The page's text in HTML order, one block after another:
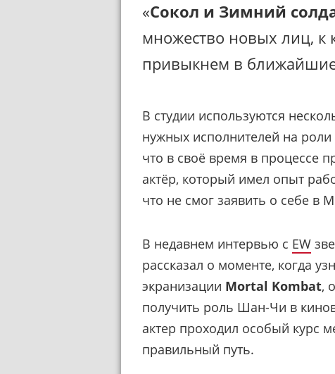
«Сокол и Зимний
множество новых лиц, к
привыкнем в ближайшие
В студии используются
нужных исполнителей на
что в своё время в процессе
актёр, который имел опыт
что не смог заявить о себе в
В недавнем интервью с EW
рассказал о моменте, когда
экранизации Mortal Kombat,
получить роль Шан-Чи в
актер проходил особый курс
правильный путь.